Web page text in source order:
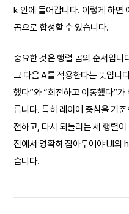
k 안에 들어갑니다. 이렇게 하면
곱으로 합성할 수 있습니다.
중요한 것은 행렬 곱의 순서입
그 다음 A를 적용한다는 뜻입니
했다”와 “회전하고 이동했다”
릅니다. 특히 레이어 중심을 기
전하고, 다시 되돌리는 세 행렬
진에서 명확히 잡아두어야 UI의
습니다.